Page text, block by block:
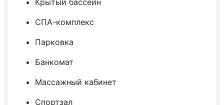
СПА-комплекс
Парковка
Банкомат
Массажный кабинет
Спортзал